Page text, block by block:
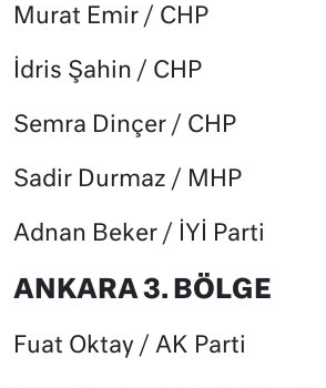
Murat Emir / CHP
İdris Şahin / CHP
Semra Dinçer / CHP
Sadir Durmaz / MHP
Adnan Beker / İYİ Parti
ANKARA 3. BÖLGE
Fuat Oktay / AK Parti